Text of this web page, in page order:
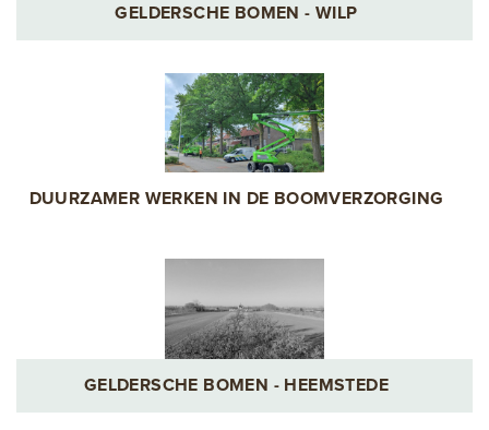
GELDERSCHE BOMEN - WILP
DUURZAMER WERKEN IN DE BOOMVERZORGING
GELDERSCHE BOMEN - HEEMSTEDE